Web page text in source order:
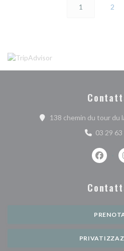
1 2
138 chemin du tour du
03 29 63